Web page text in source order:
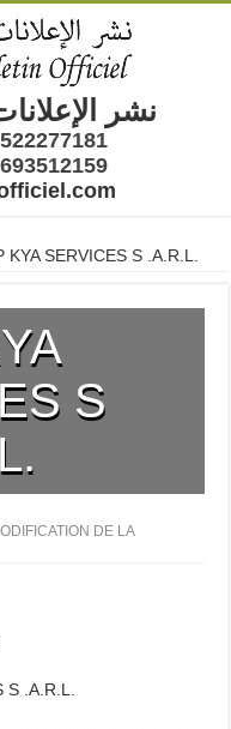
نشر
KYA SERVICES S .A.R.L.
S
DE LA
.A.R.L.